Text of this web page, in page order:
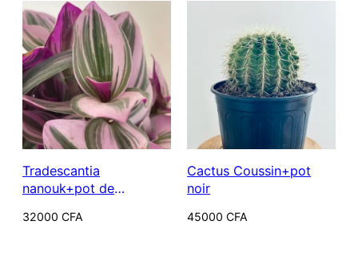
Tradescantia
nanouk+pot de
32000 CFA
Cactus Coussin+pot
noir
45000CFA